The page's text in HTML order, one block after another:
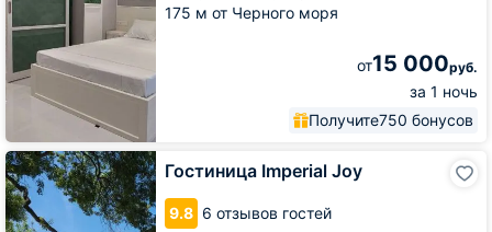
175 м от Черного моря
от15 000руб.
за 1 ночь
Получите750 бонусов
Гостиница Imperial Joy
9.8 6 отзывов гостей
Гостиница
Imperial
Joy